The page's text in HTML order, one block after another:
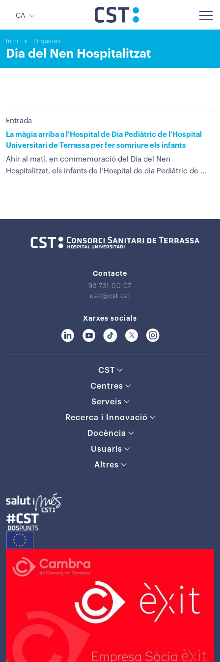
CA
Inici Etiquetes
Dia del Nen Hospitalitzat
Entrada
La màgia arriba a l'Hospital de Dia Pediàtric de l'Hospital
Universitari de Terrassa per fer somriure els infants
Ahir al matí, en commemoració del Dia del Nen
Hospitalitzat, els infants de l’Hospital de dia Pediàtric de ...
Contacte
93 731 00 07
uac@cst.cat
Xarxes socials
CST
Centres
Serveis
Recerca i Innovació
Docència
Usuaris
Altres